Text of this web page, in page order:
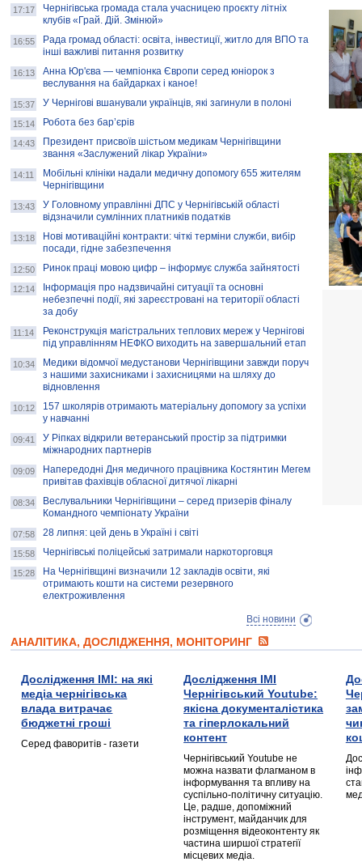
AB InBev Efes Україна підтримала
навчальний проєкт "Молодіжна бізнес-
школа", спрямований на розвиток
підприємництва у Чернігівській області
Золота тварина: видання Forbes
написало про чернігівця Патрона: хто і
скільки на ньому заробляє? І куди
витрачають?
17:17
Чернігівська громада стала учасницею проєкту літніх
клубів «Грай. Дій. Змінюй»
16:55
Рада громад області: освіта, інвестиції, житло для ВПО та
інші важливі питання розвитку
16:13
Анна Юр'єва — чемпіонка Європи серед юніорок з
веслування на байдарках і каное!
15:37 У Чернігові вшанували українців, які загинули в полоні
15:14 Робота без бар’єрів
14:43
Президент присвоїв шістьом медикам Чернігівщини
звання «Заслужений лікар України»
14:11
Мобільні клініки надали медичну допомогу 655 жителям
Чернігівщини
13:43
У Головному управлінні ДПС у Чернігівській області
відзначили сумлінних платників податків
13:18
Нові мотиваційні контракти: чіткі терміни служби, вибір
посади, гідне забезпечення
12:50 Ринок праці мовою цифр – інформує служба зайнятості
12:14
Інформація про надзвичайні ситуації та основні
небезпечні події, які зареєстровані на території області
за добу
11:14
Реконструкція магістральних теплових мереж у Чернігові
під управлінням НЕФКО виходить на завершальний етап
10:34
Медики відомчої медустанови Чернігівщини завжди поруч
з нашими захисниками і захисницями на шляху до
відновлення
10:12
157 школярів отримають матеріальну допомогу за успіхи
у навчанні
09:41
У Ріпках відкрили ветеранський простір за підтримки
міжнародних партнерів
09:09
Напередодні Дня медичного працівника Костянтин Мегем
привітав фахівців обласної дитячої лікарні
08:34
Веслувальники Чернігівщини – серед призерів фіналу
Командного чемпіонату України
07:58 28 липня: цей день в Україні і світі
15:58 Чернігівські поліцейські затримали наркоторговця
15:28
На Чернігівщині визначили 12 закладів освіти, які
отримають кошти на системи резервного
електроживлення
Всі новини
АНАЛІТИКА, ДОСЛІДЖЕННЯ, МОНІТОРИНГ
Дослідження ІМІ: на які
медіа чернігівська
влада витрачає
бюджетні гроші
Серед фаворитів - газети
Дослідження ІМІ
Чернігівський Youtube:
якісна документалістика
та гіперлокальний
контент
Чернігівський Youtube не
можна назвати флагманом в
інформування та впливу на
суспільно-політичну ситуацію.
Це, радше, допоміжний
інструмент, майданчик для
розміщення відеоконтенту як
частина ширшої стратегії
місцевих медіа.